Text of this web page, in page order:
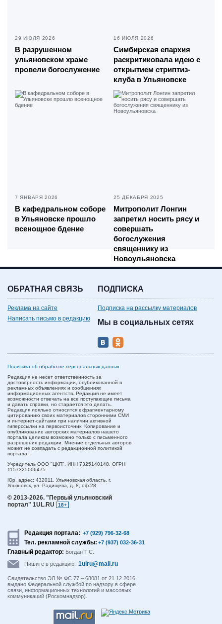
29 ИЮЛЯ 2026
В разрушенном
ульяновском храме
провели богослужение
16 ИЮЛЯ 2026
Симбирская епархия
раскритиковала идею с
открытием стриптиз-
клуба в Ульяновске
7 ЯНВАРЯ 2026
В кафедральном соборе
в Ульяновске прошло
всенощное бдение
25 ДЕКАБРЯ 2025
Митрополит Лонгин
запретил носить рясу и
совершать
богослужения
священнику из
Новоульяновска
ОБРАТНАЯ СВЯЗЬ
Реклама на сайте
Написать письмо в редакцию
ПОДПИСКА
Подписка на рассылку материалов
Мы в социальных сетях
Политика об обработке персональных данных
Редакция не несет ответственность за
достоверность информации, опубликованной в
рекламных объявлениях и сообщениях
информационных агентств. Редакция не имеет
возможности отвечать на все поступающие письма
и давать справки, но старается это делать.
Редакция лояльно относится к фрагментарному
цитированию своих материалов сторонними СМИ
и интернет-сайтами при наличии активной
гиперссылки на первоисточник. Копирование и
опубликование авторских материалов нашего
портала целиком возможно только с письменного
разрешения редакции. Мнение отдельных авторов
может не совпадать с редакционной политикой
портала.
Учредитель ООО "ЦКП". ИНН 7325140148, ОГРН
1157325006475
Юр. адрес: 432011, Ульяновская область, г.
Ульяновск, ул. Радищева, д. 8, оф.28
© 2013-2026. "Первый ульяновский
портал" 1UL.RU
18+
Редакция портала: +7 (929) 796-32-68
Тел. рекламной службы: +7 (937) 032-36-31
Главный редактор: Богдан Т.С.
Пишите в редакцию: 1ulru@mail.ru
Свидетельство ЭЛ № ФС 77 – 68081 от 21.12.2016
выдано Федеральной службой по надзору в сфере
связи, информационных технологий и массовых
коммуникаций (Роскомнадзор).